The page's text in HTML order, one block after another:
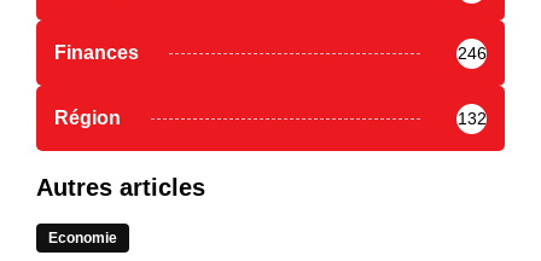
Finances 246
Région 132
Autres articles
Economie